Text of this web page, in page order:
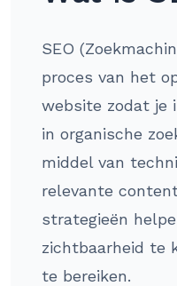
SEO
proces van het
website zodat je
in organische
middel van
relevante
strategieën
zichtbaarheid te
te bereiken.